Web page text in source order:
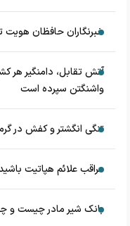
خبرنگاران حافظان هویت
آتش تقابل، دامنگیر هر
واشنگتن سپرده است
تنگی انگشتر و کفش در
مراقب علائم هپاتیت
بانک شیر مادر چیست و